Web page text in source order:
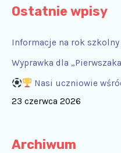
Ostatnie wpisy
Informacje na rok
Wyprawka dla
Nasi uczniowie
23 czerwca 2026
Archiwum